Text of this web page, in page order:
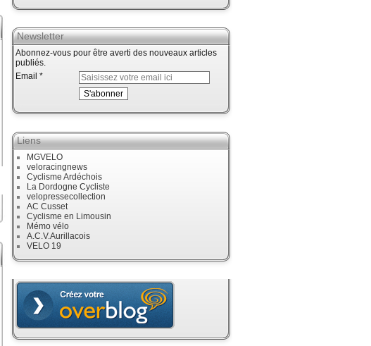
Newsletter
Abonnez-vous pour être averti des nouveaux articles
publiés.
Email
Liens
MGVELO
veloracingnews
Cyclisme Ardéchois
La Dordogne Cycliste
velopressecollection
AC Cusset
Cyclisme en Limousin
Mémo vélo
A.C.V.Aurillacois
VELO 19